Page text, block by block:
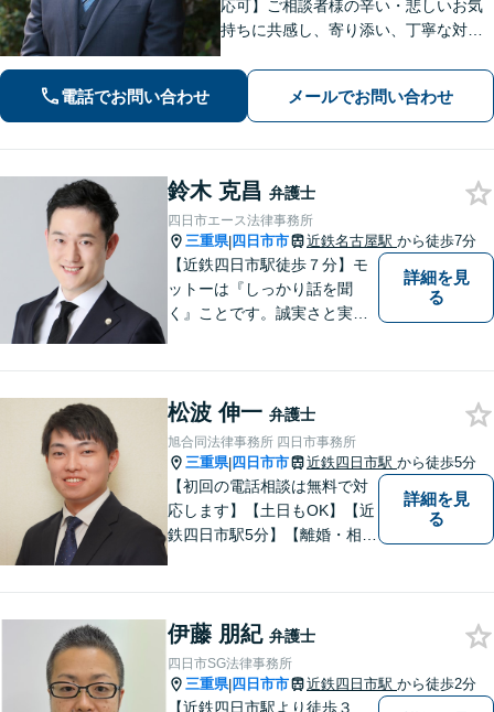
応可】ご相談者様の辛い・悲しいお気
持ちに共感し、寄り添い、丁寧な対応
相続／刑事事件など、幅広く対応【地
域に根ざした弁護士】お気軽にお問い
合わせください。
電話でお問い合わせ メールでお問い合わせ
鈴木 克昌 弁護士
四日市エース法律事務所
三重県| 四日市市 近鉄名古屋駅 から徒歩7分
【近鉄四日市駅徒歩７分】モ
ットーは『しっかり話を聞
く』ことです。誠実さと実直
（使用者側）／交通事故／相
続問題など、幅広く対応。お
気軽にご相談ください。
詳細を見
る
松波 伸一 弁護士
旭合同法律事務所 四日市事務所
三重県| 四日市市 近鉄四日市駅 から徒歩5分
【初回の電話相談は無料で対
応します】【土日もOK】【近
鉄四日市駅5分】【離婚・相続
刑事事件全般】双方ともに納
得する解決を目指します【交
通事故】示談金の増額に向け
尽力
詳細を見
る
伊藤 朋紀 弁護士
四日市SG法律事務所
三重県| 四日市市 近鉄四日市駅 から徒歩2分
【近鉄四日市駅より徒歩３